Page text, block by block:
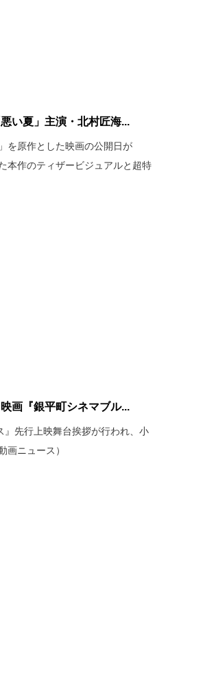
い夏」主演・北村匠海...
を原作とした映画の公開日が
本作のティザービジュアルと超特
画『銀平町シネマブル...
先行上映舞台挨拶が行われ、小
画ニュース）